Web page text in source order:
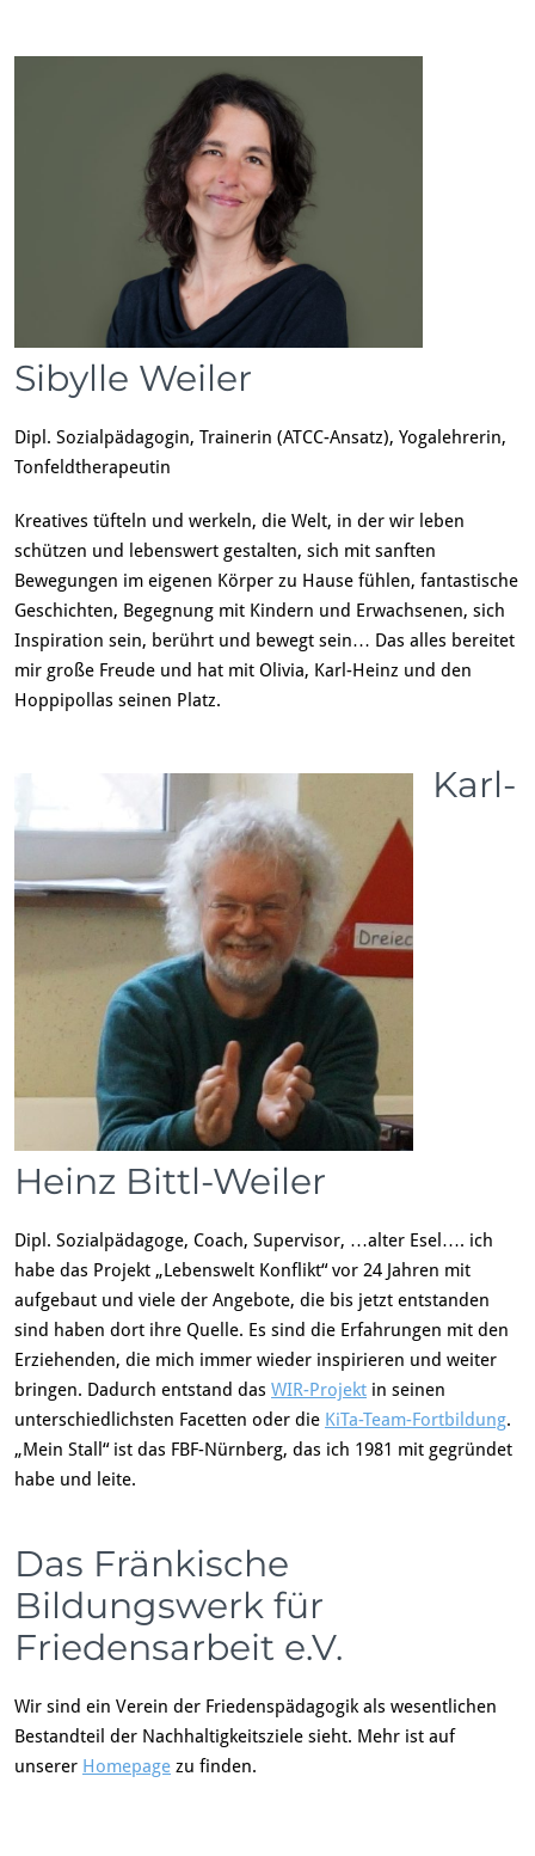
Sibylle Weiler
Dipl. Sozialpädagogin, Trainerin (ATCC-Ansatz), Yogalehrerin,
Tonfeldtherapeutin
Kreatives tüfteln und werkeln, die Welt, in der wir leben
schützen und lebenswert gestalten, sich mit sanften
Bewegungen im eigenen Körper zu Hause fühlen, fantastische
Geschichten, Begegnung mit Kindern und Erwachsenen, sich
Inspiration sein, berührt und bewegt sein… Das alles bereitet
mir große Freude und hat mit Olivia, Karl-Heinz und den
Hoppipollas seinen Platz.
Karl-
Heinz Bittl-Weiler
Dipl. Sozialpädagoge, Coach, Supervisor, …alter Esel…. ich
habe das Projekt „Lebenswelt Konflikt“ vor 24 Jahren mit
aufgebaut und viele der Angebote, die bis jetzt entstanden
sind haben dort ihre Quelle. Es sind die Erfahrungen mit den
Erziehenden, die mich immer wieder inspirieren und weiter
bringen. Dadurch entstand das WIR-Projekt in seinen
unterschiedlichsten Facetten oder die KiTa-Team-Fortbildung.
„Mein Stall“ ist das FBF-Nürnberg, das ich 1981 mit gegründet
habe und leite.
Das Fränkische
Bildungswerk für
Friedensarbeit e.V.
Wir sind ein Verein der Friedenspädagogik als wesentlichen
Bestandteil der Nachhaltigkeitsziele sieht. Mehr ist auf
unserer Homepage zu finden.